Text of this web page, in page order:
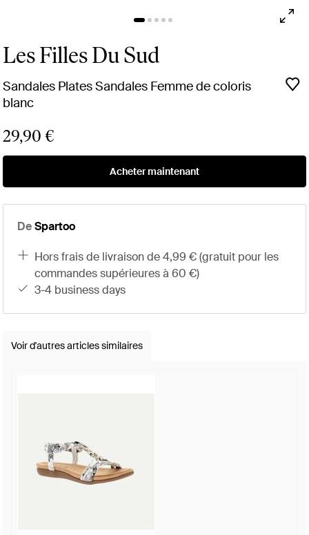
Les Filles Du Sud
Sandales Plates Sandales Femme de coloris
blanc
29,90 €
Acheter maintenant
DeSpartoo
hors frais de livraison de 4,99 € (gratuit pour les
commandes supérieures à 60 €)
3-4 business days
Voir d'autres articles similaires